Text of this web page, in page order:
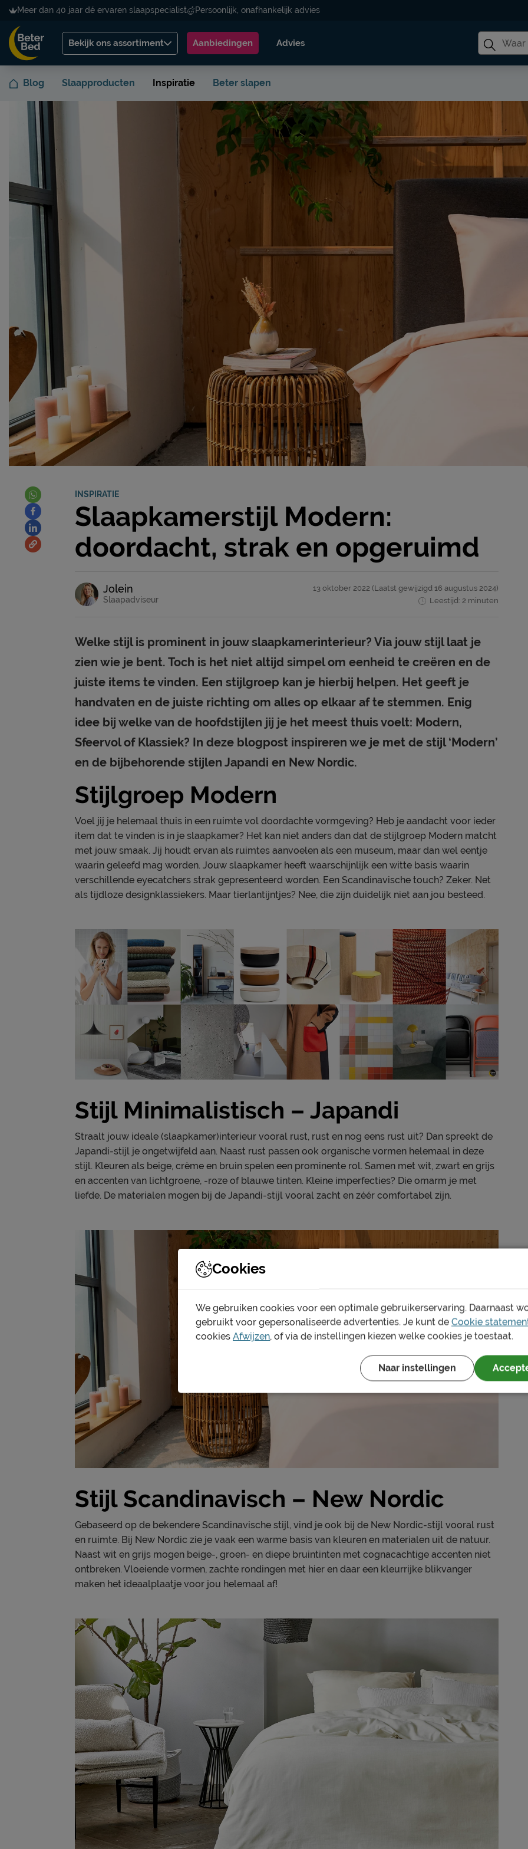
Meer dan 40 jaar dé ervaren slaapspecialist Persoonlijk, onafhankelijk advies
Bekijk ons assortiment Aanbiedingen Advies
Blog Slaapproducten Inspiratie Beter slapen
INSPIRATIE
Slaapkamerstijl Modern:
doordacht, strak en opgeruimd
Jolein
Slaapadviseur
13 oktober 2022 (Laatst gewijzigd 16 augustus 2024)
Leestijd: 2 minuten
Welke stijl is prominent in jouw slaapkamerinterieur? Via jouw stijl laat je
zien wie je bent. Toch is het niet altijd simpel om eenheid te creëren en de
juiste items te vinden. Een stijlgroep kan je hierbij helpen. Het geeft je
handvaten en de juiste richting om alles op elkaar af te stemmen. Enig
idee bij welke van de hoofdstijlen jij je het meest thuis voelt: Modern,
Sfeervol of Klassiek? In deze blogpost inspireren we je met de stijl ‘Modern’
en de bijbehorende stijlen Japandi en New Nordic.
Stijlgroep Modern
Voel jij je helemaal thuis in een ruimte vol doordachte vormgeving? Heb je aandacht voor ieder
item dat te vinden is in je slaapkamer? Het kan niet anders dan dat de stijlgroep Modern matcht
met jouw smaak. Jij houdt ervan als ruimtes aanvoelen als een museum, maar dan wel eentje
waarin geleefd mag worden. Jouw slaapkamer heeft waarschijnlijk een witte basis waarin
verschillende eyecatchers strak gepresenteerd worden. Een Scandinavische touch? Zeker. Net
als tijdloze designklassiekers. Maar tierlantijntjes? Nee, die zijn duidelijk niet aan jou besteed.
Stijl Minimalistisch – Japandi
Straalt jouw ideale (slaapkamer)interieur vooral rust, rust en nog eens rust uit? Dan spreekt de
Japandi-stijl je ongetwijfeld aan. Naast rust passen ook organische vormen helemaal in deze
stijl. Kleuren als beige, crème en bruin spelen een prominente rol. Samen met wit, zwart en grijs
en accenten van lichtgroene, -roze of blauwe tinten. Kleine imperfecties? Die omarm je met
liefde. De materialen mogen bij de Japandi-stijl vooral zacht en zéér comfortabel zijn.
Stijl Scandinavisch – New Nordic
Gebaseerd op de bekendere Scandinavische stijl, vind je ook bij de New Nordic-stijl vooral rust
en ruimte. Bij New Nordic zie je vaak een warme basis van kleuren en materialen uit de natuur.
Naast wit en grijs mogen beige-, groen- en diepe bruintinten met cognacachtige accenten niet
ontbreken. Vloeiende vormen, zachte rondingen met hier en daar een kleurrijke blikvanger
maken het ideaalplaatje voor jou helemaal af!
Cookies
We gebruiken cookies voor een optimale gebruikerservaring. Daarnaast
gebruikt voor gepersonaliseerde advertenties. Je kunt de Cookie
cookies Afwijzen, of via de instellingen kiezen welke cookies je toestaat.
Naar instellingen